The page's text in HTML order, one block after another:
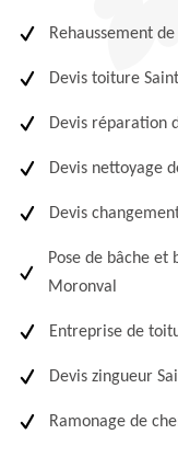
Rehaussement
Devis toiture
Devis réparation
Devis nettoyage
Devis
Pose de bâche et
Moronval
Entreprise de
Devis zingueur
Ramonage de